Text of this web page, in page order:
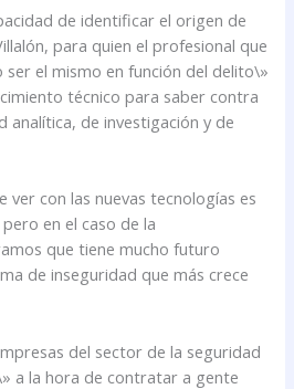
de identificar el origen de
para quien el profesional que
el mismo en función del delito\»
técnico para saber contra
analítica, de investigación y de
con las nuevas tecnologías es
en el caso de la
que tiene mucho futuro
de inseguridad que más crece
del sector de la seguridad
a la hora de contratar a gente